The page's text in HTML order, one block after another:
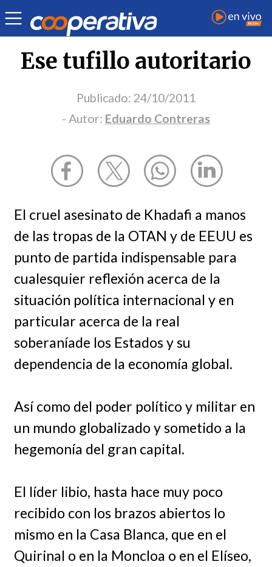
Opinión | Eduardo Contreras
Ese tufillo autoritario
Publicado: 24/10/2011
- Autor: Eduardo Contreras
El cruel asesinato de Khadafi a manos
de las tropas de la OTAN y de EEUU es
punto de partida indispensable para
cualesquier reflexión acerca de la
situación política internacional y en
particular acerca de la real
soberaníade los Estados y su
dependencia de la economía global.
Así como del poder político y militar en
un mundo globalizado y sometido a la
hegemonía del gran capital.
El líder libio, hasta hace muy poco
recibido con los brazos abiertos lo
mismo en la Casa Blanca, que en el
Quirinal o en la Moncloa o en el Elíseo,